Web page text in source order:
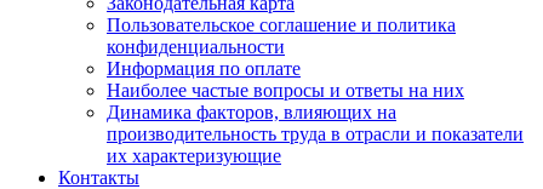
Пользовательское соглашение и политика
конфиденциальности
Информация по оплате
Наиболее частые вопросы и ответы на них
Динамика факторов, влияющих на
производительность труда в отрасли и показатели
их характеризующие
Контакты